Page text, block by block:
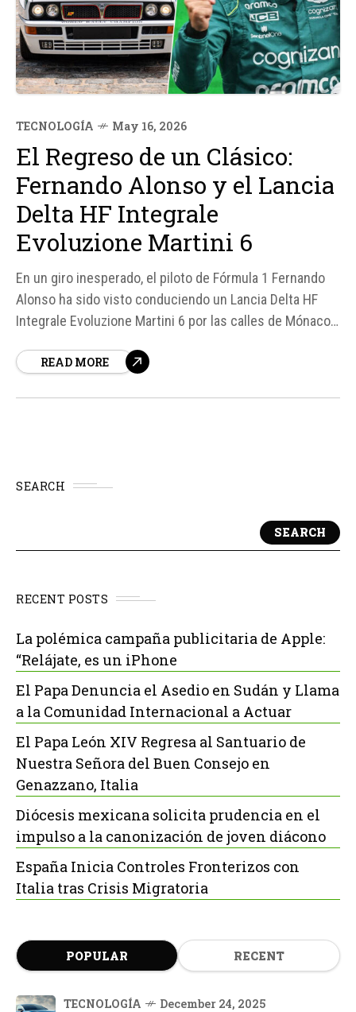
TECNOLOGÍA May 16, 2026
El Regreso de un Clásico:
Fernando Alonso y el Lancia
Delta HF Integrale
Evoluzione Martini 6
En un giro inesperado, el piloto de Fórmula 1 Fernando
Alonso ha sido visto conduciendo un Lancia Delta HF
Integrale Evoluzione Martini 6 por las calles de Mónaco.
muchos creían olvidado, ha generado una gran
READ MORE
SEARCH
SEARCH
RECENT POSTS
La polémica campaña publicitaria de Apple:
“Relájate, es un iPhone
El Papa Denuncia el Asedio en Sudán y Llama
a la Comunidad Internacional a Actuar
El Papa León XIV Regresa al Santuario de
Nuestra Señora del Buen Consejo en
Genazzano, Italia
Diócesis mexicana solicita prudencia en el
impulso a la canonización de joven diácono
España Inicia Controles Fronterizos con
Italia tras Crisis Migratoria
POPULAR RECENT
TECNOLOGÍA December 24, 2025